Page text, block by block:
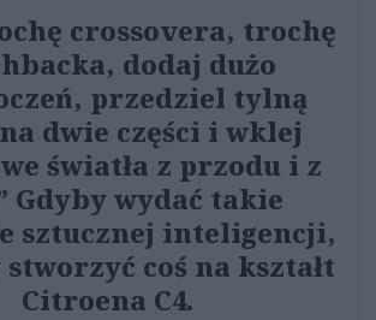
crossovera, trochę
dodaj dużo
przedziel tylną
dwie części i wklej
światła z przodu i z
Gdyby wydać takie
sztucznej inteligencji,
stworzyć coś na kształt
Citroena C4.